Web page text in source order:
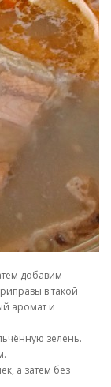
добавим
в такой
аромат и
зелень.
а затем без